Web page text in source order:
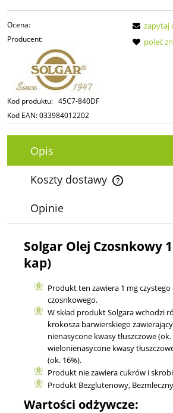
Ocena:
Producent:
Kod produktu: 45C7-840DF
Kod EAN:033984012202
zapytaj
poleć
Opis
Koszty dostawy
Cena nie zawiera ewentualnych kosztów
Opinie
Solgar Olej Czosnkowy
kap)
Produkt ten zawiera 1 mg czystego
czosnkowego.
W skład produkt Solgara wchodzi
krokosza barwierskiego
nienasycone kwasy tłuszczowe
wielonienasycone kwasy
(ok. 16%).
Produkt nie zawiera cukrów i skrobi
Produkt Bezglutenowy,
Wartości odżywcze: